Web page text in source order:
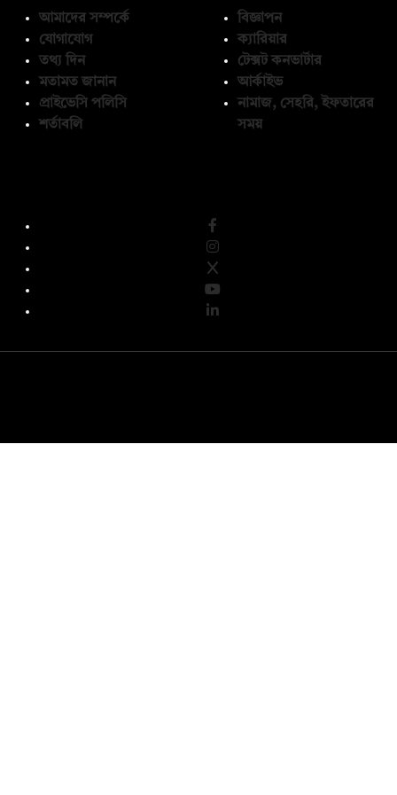
আমাদের সম্পর্কে
যোগাযোগ
তথ্য দিন
মতামত জানান
প্রাইভেসি পলিসি
শর্তাবলি
বিজ্ঞাপন
ক্যারিয়ার
টেক্সট কনভার্টার
আর্কাইভ
নামাজ, সেহরি, ইফতারের
সময়